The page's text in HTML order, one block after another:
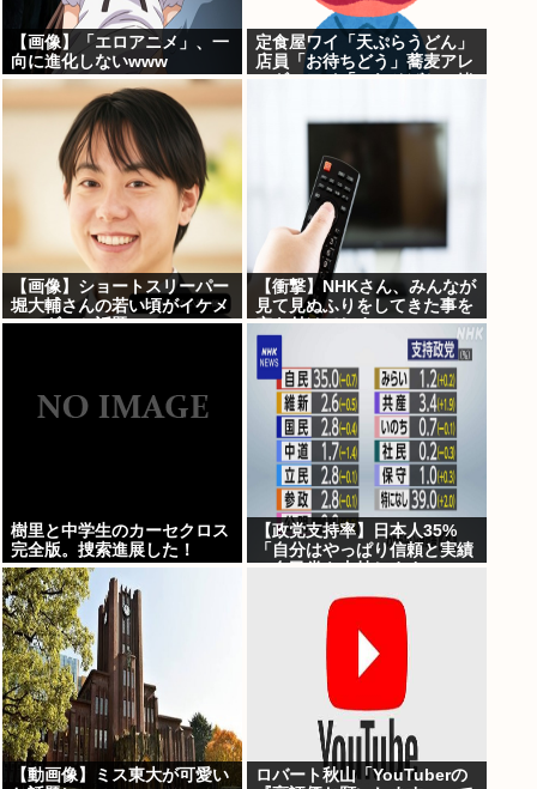
【画像】「エロアニメ」、一
向に進化しないwww
定食屋ワイ「天ぷらうどん」
店員「お待ちどう」蕎麦アレ
かったワイが悪いのか？
【画像】ショートスリーパー
堀大輔さんの若い頃がイケメ
ンスギルと話題にwww
【衝撃】NHKさん、みんなが
見て見ぬふりをしてきた事を
突き付けてしま
う･･････････！！
樹里と中学生のカーセクロス
完全版。捜索進展した！
【政党支持率】日本人35%
「自分はやっぱり信頼と実績
【動画像】ミス東大が可愛い
ロバート秋山「YouTuberの